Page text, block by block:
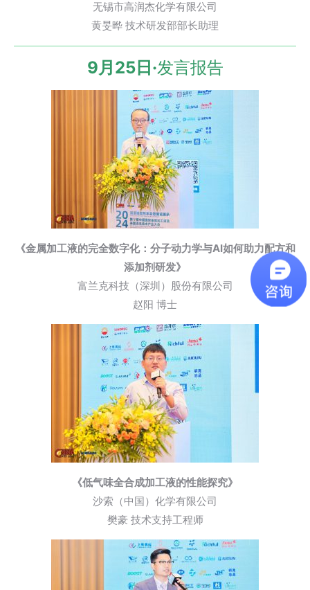
无锡市高润杰化学有限公司
黄旻晔 技术研发部部长助理
9月25日·发言报告
《金属加工液的完全数字化：分子动力学与AI如何助力配方和
添加剂研发》
富兰克科技（深圳）股份有限公司
赵阳 博士
《低气味全合成加工液的性能探究》
沙索（中国）化学有限公司
樊豪 技术支持工程师